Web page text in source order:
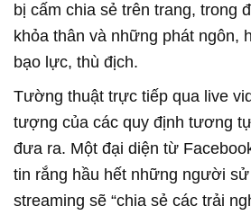
bị cấm chia sẻ trên trang, trong
khỏa thân và những phát ngôn,
bạo lực, thù địch.
Tường thuật trực tiếp qua live
tượng của các quy định tương
đưa ra. Một đại diện từ
tin rắng hầu hết những người
streaming sẽ “chia sẻ các trải